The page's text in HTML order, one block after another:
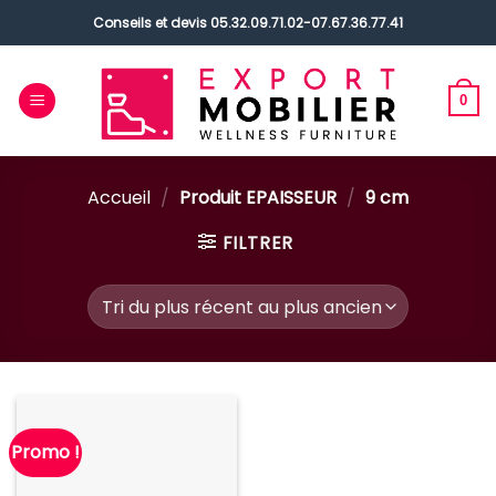
au
Conseils et devis 05.32.09.71.02-07.67.36.77.41
0
Accueil / Produit EPAISSEUR / 9 cm
FILTRER
Promo !